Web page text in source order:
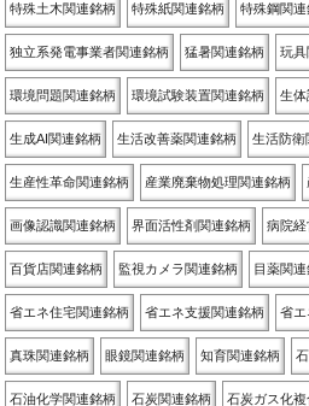
特殊土木関連銘柄 特殊紙関連銘柄 特殊鋼関連
独立系発電事業者関連銘柄 猛暑関連銘柄 玩具
環境問題関連銘柄 環境試験装置関連銘柄 生体
生成AI関連銘柄 生活改善薬関連銘柄 生活防衛
生産性革命関連銘柄 産業廃棄物処理関連銘柄
画像認識関連銘柄 界面活性剤関連銘柄 病院
百貨店関連銘柄 監視カメラ関連銘柄 目薬関
省エネ住宅関連銘柄 省エネ支援関連銘柄 省エ
真珠関連銘柄 眼鏡関連銘柄 知育関連銘柄
石油化学関連銘柄 石炭関連銘柄 石炭ガス化